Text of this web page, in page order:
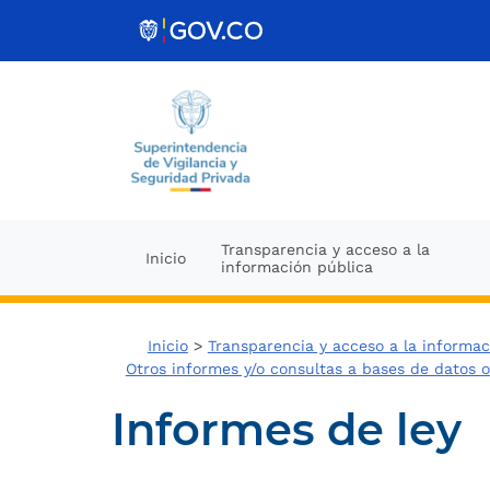
Inicio
Transparencia y acceso a la
información pública
Inicio> Transparencia y acceso a la
Otros informes y/o consultas a bases de datos
Informes de ley